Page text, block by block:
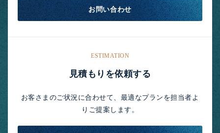
お問い合わせ
ESTIMATION
見積もりを依頼する
お客さまのご状況に合わせて、最適なプランを担当者よ
りご提案します。